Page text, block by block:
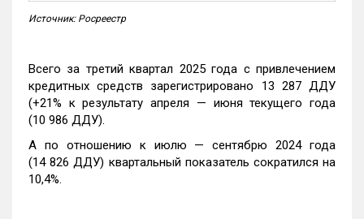
Источник: Росреестр
Всего за третий квартал 2025 года с привлечением
кредитных средств зарегистрировано 13 287 ДДУ
(+21% к результату апреля — июня текущего года
(10 986 ДДУ).
А по отношению к июлю — сентябрю 2024 года
(14 826 ДДУ) квартальный показатель сократился на
10,4%.